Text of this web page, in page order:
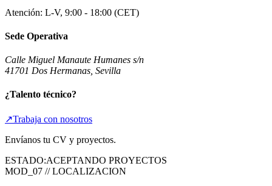
Atención: L-V, 9:00 - 18:00 (CET)
Sede Operativa
Calle Miguel Manaute Humanes s/n
41701 Dos Hermanas, Sevilla
¿Talento técnico?
↗Trabaja con nosotros
Envíanos tu CV y proyectos.
ESTADO:ACEPTANDO PROYECTOS
MOD_07 // LOCALIZACION